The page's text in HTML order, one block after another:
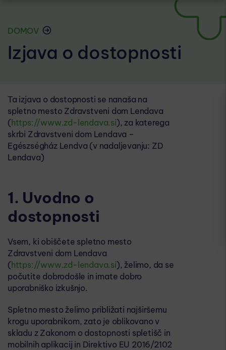
DOMOV
Izjava o dostopnosti
Ta izjava o dostopnosti se nanaša na
spletno mesto Zdravstveni dom Lendava
( https://www.zd-lendava.si), za katerega
skrbi Zdravstveni dom Lendava –
Egészségház Lendva (v nadaljevanju: ZD
Lendava)
1. Uvodno o
dostopnosti
Vsem, ki obiščete spletno mesto
Zdravstveni dom Lendava
( https://www.zd-lendava.si), želimo, da se
počutite dobrodošle in imate dobro
uporabniško izkušnjo.
Spletno mesto želimo približati najširšemu
krogu uporabnikom, zato je oblikovano v
skladu z Zakonom o dostopnosti spletišč in
mobilnih aplikacij in Direktivo EU 2016/2102